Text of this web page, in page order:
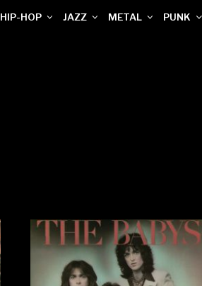
HIP-HOP JAZZ METAL PUNK